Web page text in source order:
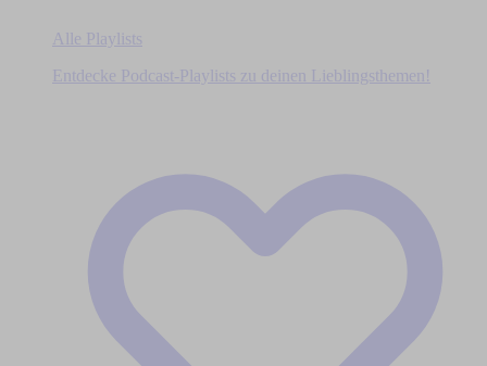
Alle Playlists
Entdecke Podcast-Playlists zu deinen Lieblingsthemen!